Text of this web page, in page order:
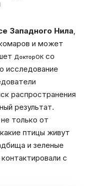
Западного Нила,
и может
ДокторОК со
исследование
распространения
результат.
только от
птицы живут
и зеленые
с